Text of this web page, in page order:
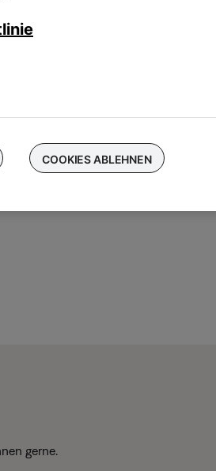
neuesten QuietComfort Ultra-Ohrhörer
gerne.
COOKIES ABLEHNEN